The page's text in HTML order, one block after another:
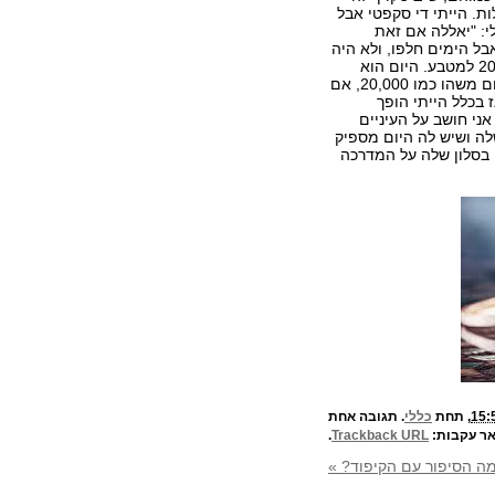
הייתי די סקפטי אבל
"יאללה אם זאת
הימים חלפו, ולא היה
לי כסף מיותר, ולא עשיתי את זה. הביטקוין היה שווה אז פחות מ- 20$ למטבע. היום הוא
שווה משהו כמו 4,000$. אם הייתי משקיע בו 100 שקל אז היו לי היום משהו כמו 20,000, אם
משקיע יותר, אז בכלל הייתי הופך
חושב על העיניים
ושיש לה היום מספיק
בסלון שלה על המדרכה
, תחת כללי. תגובה אחת
עקבות: Trackback URL
.
הסיפור עם הקיפוד? »